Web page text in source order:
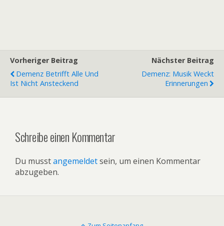
Vorheriger Beitrag
Demenz Betrifft Alle Und
Ist Nicht Ansteckend
Nächster Beitrag
Demenz: Musik Weckt
Erinnerungen
Schreibe einen Kommentar
Du musstangemeldetsein, um einen Kommentar
abzugeben.